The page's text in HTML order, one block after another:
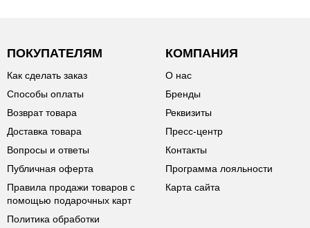
ПОКУПАТЕЛЯМ
Как сделать заказ
Способы оплаты
Возврат товара
Доставка товара
Вопросы и ответы
Публичная оферта
Правила продажи товаров с
помощью подарочных карт
Политика обработки
КОМПАНИЯ
О нас
Бренды
Реквизиты
Пресс-центр
Контакты
Программа лояльности
Карта сайта